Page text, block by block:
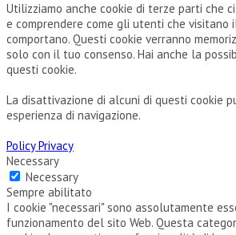
Utilizziamo anche cookie di terze parti che
e comprendere come gli utenti che visitano
comportano. Questi cookie verranno
solo con il tuo consenso. Hai anche la
questi cookie.
La disattivazione di alcuni di questi cookie
esperienza di navigazione.
Policy Privacy
Necessary
Necessary
Sempre abilitato
I cookie "necessari" sono assolutamente
funzionamento del sito Web. Questa